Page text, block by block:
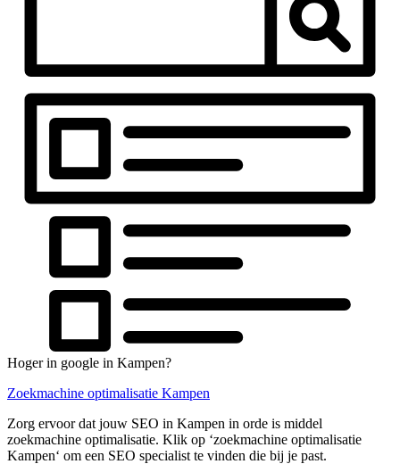
Hoger in google in Kampen?
Zoekmachine optimalisatie Kampen
Zorg ervoor dat jouw SEO in Kampen in orde is middel
zoekmachine optimalisatie. Klik op ‘zoekmachine optimalisatie
Kampen‘ om een SEO specialist te vinden die bij je past.